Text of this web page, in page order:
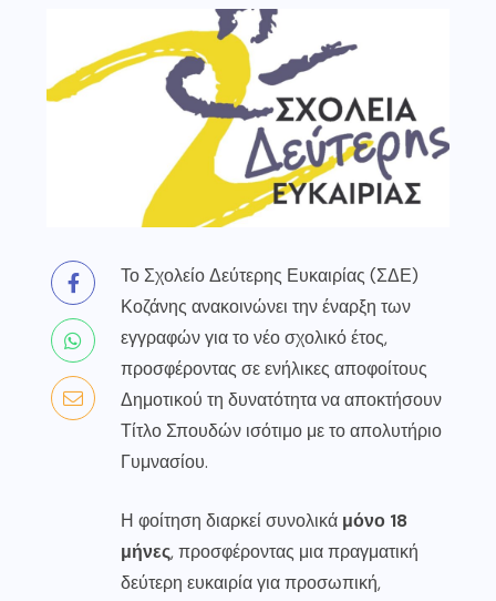
Το Σχολείο Δεύτερης Ευκαιρίας (ΣΔΕ)
Κοζάνης ανακοινώνει την έναρξη των
εγγραφών για το νέο σχολικό έτος,
προσφέροντας σε ενήλικες αποφοίτους
Δημοτικού τη δυνατότητα να αποκτήσουν
Τίτλο Σπουδών ισότιμο με το απολυτήριο
Γυμνασίου.
Η φοίτηση διαρκεί συνολικά μόνο 18
μήνες, προσφέροντας μια πραγματική
δεύτερη ευκαιρία για προσωπική,